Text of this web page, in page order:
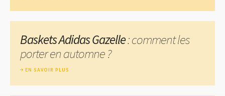
Baskets Adidas Gazelle: comment les
porter en automne ?
EN SAVOIR PLUS